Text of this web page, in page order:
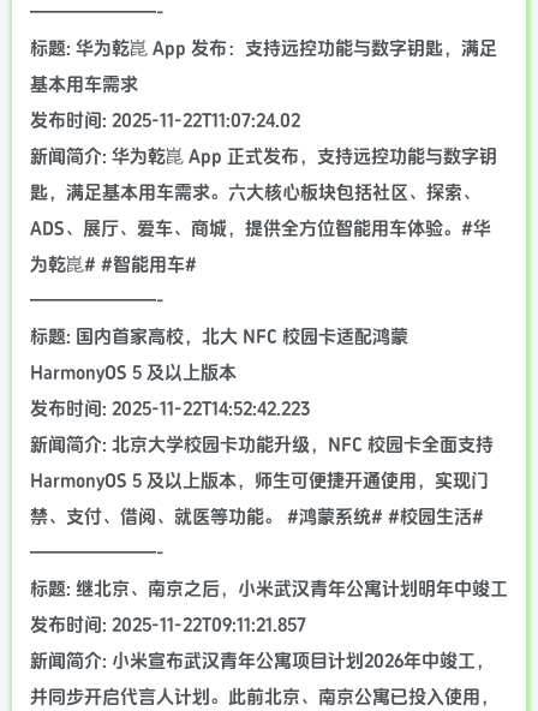
———————-
标题: 华为乾崑 App 发布：支持远控功能与数字钥匙，满足
基本用车需求
发布时间: 2025-11-22T11:07:24.02
新闻简介: 华为乾崑 App 正式发布，支持远控功能与数字钥
匙，满足基本用车需求。六大核心板块包括社区、探索、
ADS、展厅、爱车、商城，提供全方位智能用车体验。#华
为乾崑# #智能用车#
———————-
标题: 国内首家高校，北大 NFC 校园卡适配鸿蒙
HarmonyOS 5 及以上版本
发布时间: 2025-11-22T14:52:42.223
新闻简介: 北京大学校园卡功能升级，NFC 校园卡全面支持
HarmonyOS 5 及以上版本，师生可便捷开通使用，实现门
禁、支付、借阅、就医等功能。 #鸿蒙系统# #校园生活#
———————-
标题: 继北京、南京之后，小米武汉青年公寓计划明年中竣工
发布时间: 2025-11-22T09:11:21.857
新闻简介: 小米宣布武汉青年公寓项目计划2026年中竣工，
并同步开启代言人计划。此前北京、南京公寓已投入使用，